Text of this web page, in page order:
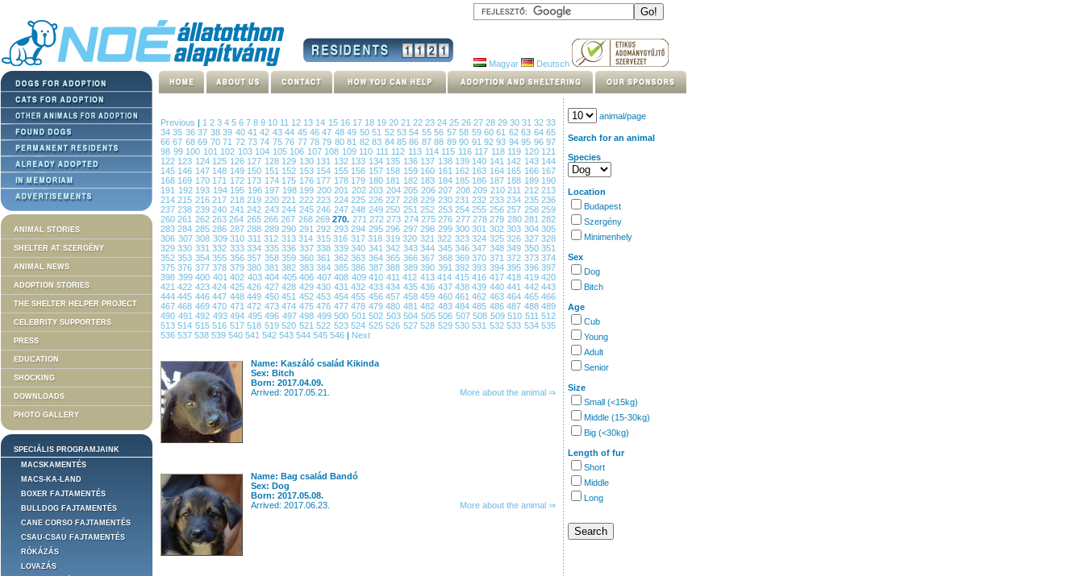
Magyar Deutsch
ANIMAL STORIES
SHELTER AT SZERGÉNY
ANIMAL NEWS
ADOPTION STORIES
THE SHELTER HELPER PROJECT
CELEBRITY SUPPORTERS
PRESS
EDUCATION
SHOCKING
DOWNLOADS
PHOTO GALLERY
SPECIÁLIS PROGRAMJAINK
MACSKAMENTÉS
MACS-KA-LAND
BOXER FAJTAMENTÉS
BULLDOG FAJTAMENTÉS
CANE CORSO FAJTAMENTÉS
CSAU-CSAU FAJTAMENTÉS
RÓKÁZÁS
LOVAZÁS
Previous | 123456789 10 11 12 13 14 15 16 17 18 19 20 21 22 23 24 25 26 27 28 29 30 313233
3435 3637 3839 40 4142 4344 454647 4849 5051 525354 5556 5758 59 6061 6263 6465
6667 6869 7071 72 7374 7576 777879 8081 8283 848586 8788 8990 91 9293 9495 9697
98 99 100 101 102 103 104 105 106 107 108 109 110 111 112 113 114 115 116 117 118 119 120 121
122 123 124 125 126 127 128 129 130 131 132 133 134 135 136 137 138 139 140 141 142 143 144
145 146 147 148 149 150 151 152 153 154 155 156 157 158 159 160 161 162 163 164 165 166 167
168 169 170 171 172 173 174 175 176 177 178 179 180 181 182 183 184 185 186 187 188 189 190
191 192 193 194 195 196 197 198 199 200 201 202 203 204 205 206 207 208 209 210 211 212 213
214215 216217 218219 220221 222223 224225 226227 228229 230 231232 233234 235236
237238 239240 241242 243244 245246 247248 249250 251252 253 254255 256257 258259
260261 262 263264 265 266267 268 269270. 271 272273 274 275276 277 278279 280 281282
283284 285286 287288 289290 291292 293294 295296 297298 299 300301 302303 304305
306 307 308 309 310 311 312 313 314 315 316 317 318 319 320 321 322 323 324 325 326 327 328
329330 331332 333334 335336 337338 339340 341342 343344 345 346347 348349 350351
352353 354355 356357 358359 360361 362363 364365 366367 368 369370 371372 373374
375376 377378 379380 381382 383384 385386 387388 389390 391 392393 394395 396397
398 399 400 401 402 403 404 405 406 407 408 409 410 411 412 413 414 415 416 417 418 419 420
421422 423424 425426 427428 429430 431432 433434 435436 437 438439 440441 442443
444445 446447 448449 450451 452453 454455 456457 458459 460 461462 463464 465466
467468 469470 471472 473474 475476 477478 479480 481482 483 484485 486487 488489
490 491 492 493 494 495 496 497 498 499 500 501 502 503 504 505 506 507 508 509 510 511 512
513514 515516 517518 519520 521522 523524 525526 527528 529 530531 532533 534535
536 537 538 539 540 541 542 543 544 545 546 | Next
Name: Kaszáló család Kikinda
Sex: Bitch
Born: 2017.04.09.
Arrived: 2017.05.21.
More about the animal ⇒
Name: Bag család Bandó
Sex: Dog
Born: 2017.05.08.
Arrived: 2017.06.23.
More about the animal ⇒
animal/page
Search for an animal
Species
Location
Budapest
Szergény
Minimenhely
Sex
Dog
Bitch
Age
Cub
Young
Adult
Senior
Size
Small (<15kg)
Middle (15-30kg)
Big (<30kg)
Length of fur
Short
Middle
Long